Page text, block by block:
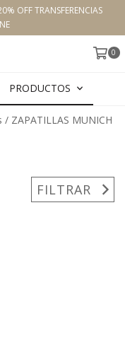
OFF TRANSFERENCIAS
0
PRODUCTOS
/ ZAPATILLAS MUNICH
FILTRAR